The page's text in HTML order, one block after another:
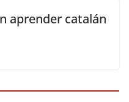
aprender catalán